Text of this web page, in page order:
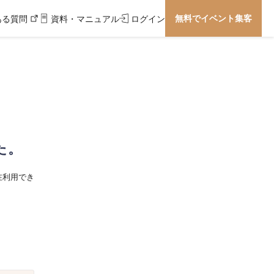
る質問 資料・マニュアル ログイン 無料でイベント集客
用でき